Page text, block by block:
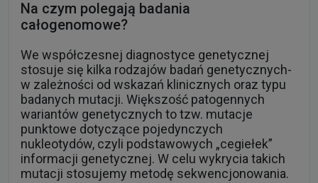
We współczesnej diagnostyce genetycznej
stosuje się kilka rodzajów badań genetycznych-
badanych mutacji. Większość patogennych
wariantów genetycznych to tzw. mutacje
punktowe dotyczące pojedynczych
nukleotydów, czyli podstawowych „cegiełek”
informacji genetycznej. W celu wykrycia takich
mutacji stosujemy metodę sekwencjonowania.
Czytaj dalej